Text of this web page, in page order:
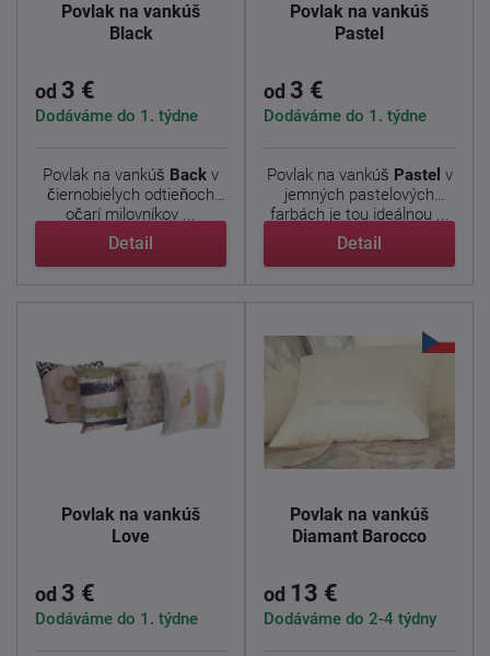
Povlak na vankúš
Black
od 3 €
Dodáváme do 1. týdne
Povlak na vankúš Back v
čiernobielych odtieňoch
očarí milovníkov ...
Detail
Povlak na vankúš
Pastel
od 3 €
Dodáváme do 1. týdne
Povlak na vankúš Pastel v
jemných pastelových
farbách je tou ideálnou ...
Detail
Povlak na vankúš
Love
od 3 €
Dodáváme do 1. týdne
Povlak na vankúš
Diamant Barocco
od 13 €
Dodáváme do 2-4 týdny